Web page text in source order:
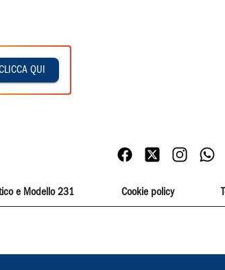
QUI
e Modello 231 Cookie policy